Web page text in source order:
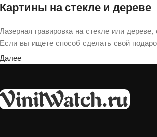
Картины на стекле и дереве
Лазерная гравировка на стекле или
Если вы ищете способ сделать свой
Далее